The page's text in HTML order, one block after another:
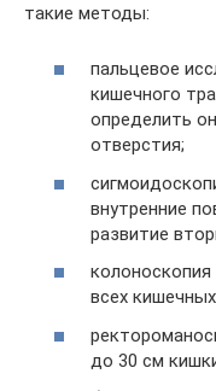
такие методы:
пальцевое
кишечного
определить
отверстия;
внутренние
развитие
всех
до 30 см